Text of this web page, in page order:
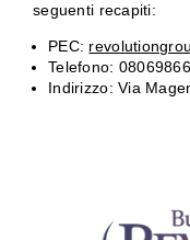
seguenti recapiti:
PEC:
Telefono:
Indirizzo: Via